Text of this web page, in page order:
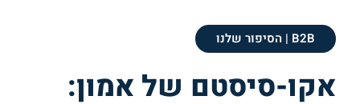
B2B | הסיפור שלנו
אקו-סיסטם של אמון: